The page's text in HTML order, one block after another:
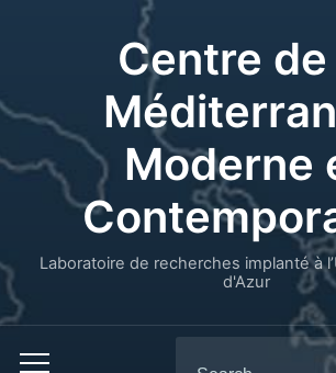
Centre de
Moderne
Laboratoire de recherches implanté à
d'Azur